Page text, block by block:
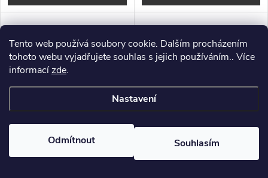
Tento web používá soubory cookie. Dalším procházením
tohoto webu vyjadřujete souhlas s jejich používáním.. Více
informacízde.
Nastavení
Odmítnout Souhlasím
Kazeta Shimano CS-HG400-9